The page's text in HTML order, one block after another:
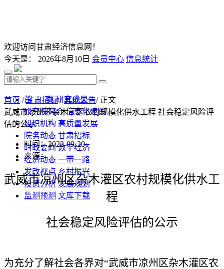
欢迎访问甘肃经济信息网！
今天是： 2026年8月10日 会员中心 信息统计
首 页 研究成果
研究院简介 信息化建设
组织机构 高质量发展
院务动态 甘肃招标
时政要闻 数字经济
经济动态 一带一路
发改视点 乡村振兴
投资分析 发展规划
监测预测 文库下载
首页 /甘肃招标/其他公告/ 正文
武威市凉州区杂木灌区农村规模化供水工程 社会稳定风险评
估的公示
时间：2022-09-20
来源：
武威市凉州区杂木灌区农村规模化供水工
程
社会稳定风险评估的公示
为充分了解社会各界对“武威市凉州区杂木灌区农